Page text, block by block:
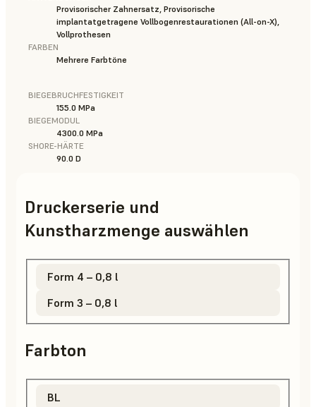
Provisorischer Zahnersatz, Provisorische
implantatgetragene Vollbogenrestaurationen (All-on-X),
Vollprothesen
FARBEN
Mehrere Farbtöne
BIEGEBRUCHFESTIGKEIT
155.0 MPa
BIEGEMODUL
4300.0 MPa
SHORE-HÄRTE
90.0 D
Druckerserie und
Kunstharzmenge auswählen
Form 4 – 0,8 l
Form 3 – 0,8 l
Farbton
BL